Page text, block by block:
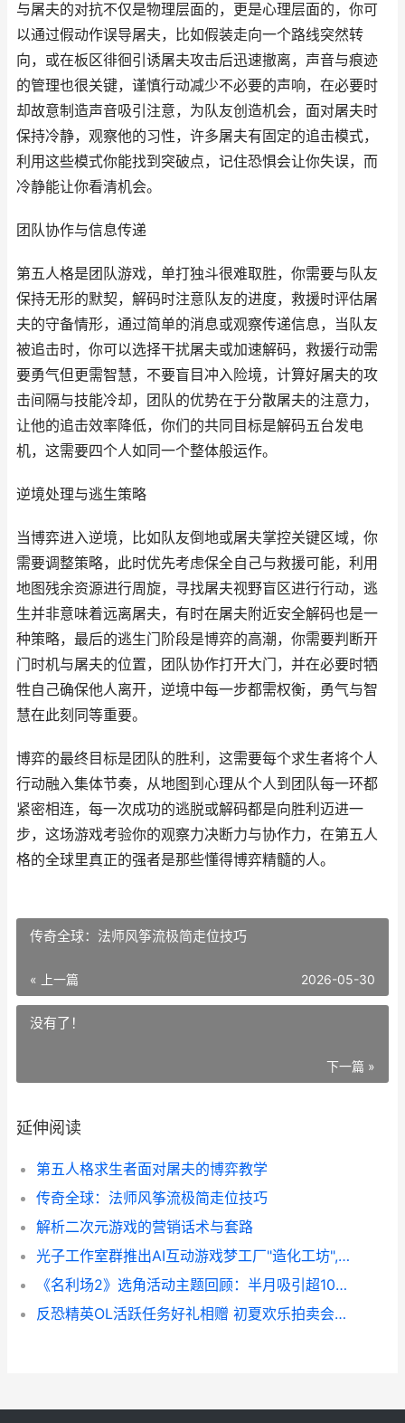
与屠夫的对抗不仅是物理层面的，更是心理层面的，你可
以通过假动作误导屠夫，比如假装走向一个路线突然转
向，或在板区徘徊引诱屠夫攻击后迅速撤离，声音与痕迹
的管理也很关键，谨慎行动减少不必要的声响，在必要时
却故意制造声音吸引注意，为队友创造机会，面对屠夫时
保持冷静，观察他的习性，许多屠夫有固定的追击模式，
利用这些模式你能找到突破点，记住恐惧会让你失误，而
冷静能让你看清机会。
团队协作与信息传递
第五人格是团队游戏，单打独斗很难取胜，你需要与队友
保持无形的默契，解码时注意队友的进度，救援时评估屠
夫的守备情形，通过简单的消息或观察传递信息，当队友
被追击时，你可以选择干扰屠夫或加速解码，救援行动需
要勇气但更需智慧，不要盲目冲入险境，计算好屠夫的攻
击间隔与技能冷却，团队的优势在于分散屠夫的注意力，
让他的追击效率降低，你们的共同目标是解码五台发电
机，这需要四个人如同一个整体般运作。
逆境处理与逃生策略
当博弈进入逆境，比如队友倒地或屠夫掌控关键区域，你
需要调整策略，此时优先考虑保全自己与救援可能，利用
地图残余资源进行周旋，寻找屠夫视野盲区进行行动，逃
生并非意味着远离屠夫，有时在屠夫附近安全解码也是一
种策略，最后的逃生门阶段是博弈的高潮，你需要判断开
门时机与屠夫的位置，团队协作打开大门，并在必要时牺
牲自己确保他人离开，逆境中每一步都需权衡，勇气与智
慧在此刻同等重要。
博弈的最终目标是团队的胜利，这需要每个求生者将个人
行动融入集体节奏，从地图到心理从个人到团队每一环都
紧密相连，每一次成功的逃脱或解码都是向胜利迈进一
步，这场游戏考验你的观察力决断力与协作力，在第五人
格的全球里真正的强者是那些懂得博弈精髓的人。
传奇全球：法师风筝流极简走位技巧
« 上一篇 2026-05-30
没有了！
下一篇 »
延伸阅读
第五人格求生者面对屠夫的博弈教学
传奇全球：法师风筝流极简走位技巧
解析二次元游戏的营销话术与套路
光子工作室群推出AI互动游戏梦工厂"造化工坊",打造一站式互动创作 光子工作室的
《名利场2》选角活动主题回顾：半月吸引超10万票,首位破万演员诞生 名利场2011
反恐精英OL活跃任务好礼相赠 初夏欢乐拍卖会马上开始 反恐精英ol每日更新时间